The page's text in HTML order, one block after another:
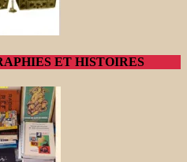
ET HISTOIRES